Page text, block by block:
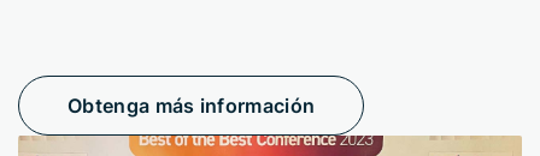
Obtenga más información